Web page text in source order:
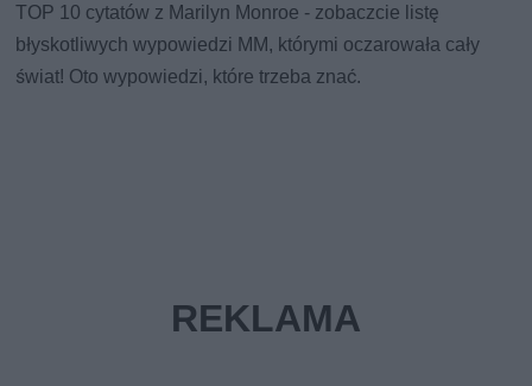
TOP 10 cytatów z Marilyn Monroe - zobaczcie listę
błyskotliwych wypowiedzi MM, którymi oczarowała cały
świat! Oto wypowiedzi, które trzeba znać.